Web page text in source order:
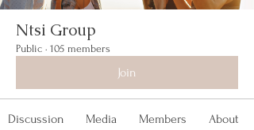
Ntsi Group
Public · 105 members
Join
Discussion Media Members About